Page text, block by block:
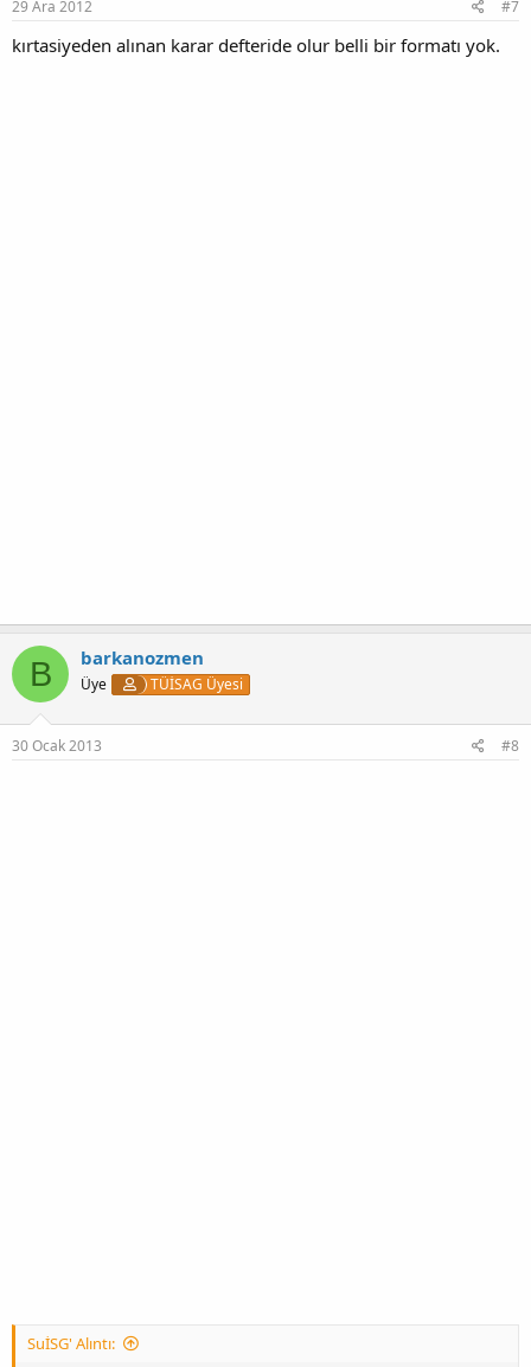
29 Ara 2012 #7
kırtasiyeden alınan karar defteride olur belli bir formatı yok.
B barkanozmen
Üye TÜİSAG Üyesi
30 Ocak 2013 #8
SuİSG' Alıntı: